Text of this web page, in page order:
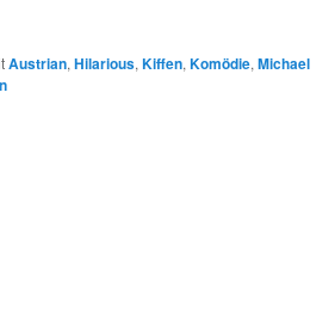
Austrian, Hilarious, Kiffen, Komödie, Michael